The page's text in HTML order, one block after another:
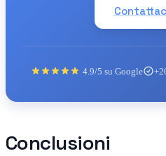
4.9/5 su Google
Conclusioni